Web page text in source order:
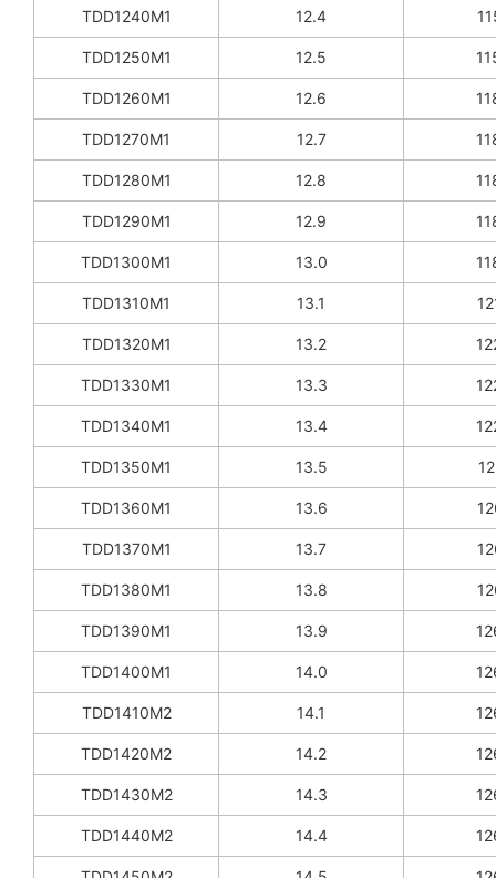
TDD1240M1 12.4
TDD1250M1 12.5
TDD1260M1 12.6
TDD1270M1 12.7
TDD1280M1 12.8
TDD1290M1 12.9
TDD1300M1 13.0
TDD1310M1 13.1
TDD1320M1 13.2
TDD1330M1 13.3
TDD1340M1 13.4
TDD1350M1 13.5
TDD1360M1 13.6
TDD1370M1 13.7
TDD1380M1 13.8
TDD1390M1 13.9
TDD1400M1 14.0
TDD1410M2 14.1
TDD1420M2 14.2
TDD1430M2 14.3
TDD1440M2 14.4